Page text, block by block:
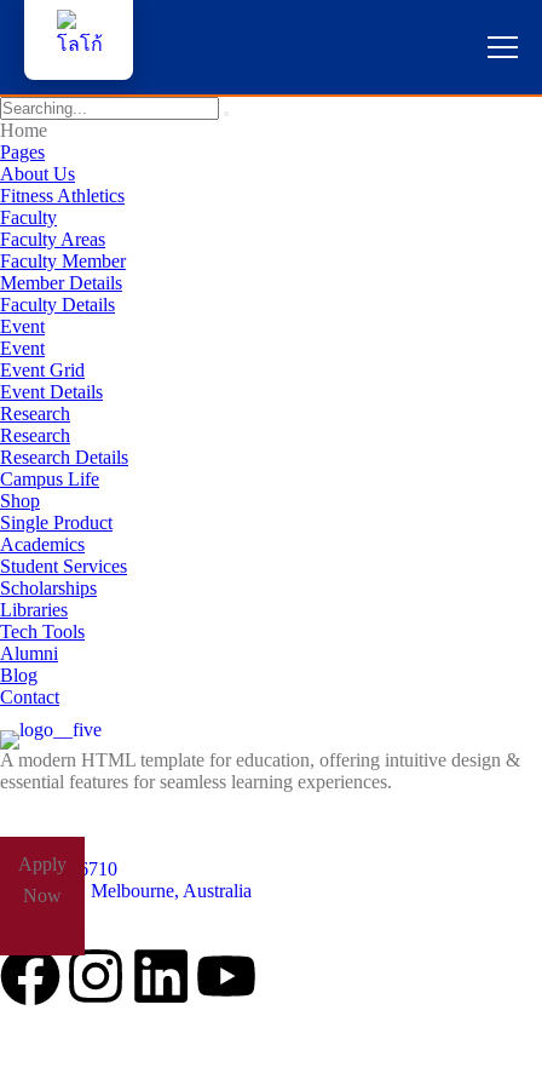
Home
Pages
About Us
Fitness Athletics
Faculty
Faculty Areas
Faculty Member
Member Details
Faculty Details
Event
Event
Event Grid
Event Details
Research
Research
Research Details
Campus Life
Shop
Single Product
Academics
Student Services
Scholarships
Libraries
Tech Tools
Alumni
Blog
Contact
A modern HTML template for education, offering intuitive design &
essential features for seamless learning experiences.
Apply
Now
+61485826710
Yarra Park, Melbourne, Australia
หน้าแรก
ผู้สนใจสมัครเรียน
บริการนักศึกษา
คณาจารย์และบุคลากร
บุคคลทั่วไป
ภาษาไทย 🇹🇭